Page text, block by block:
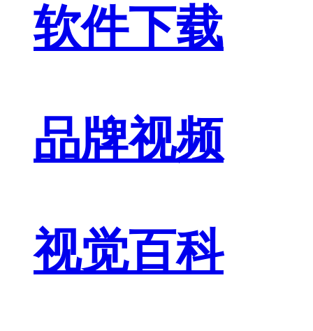
软件下载
品牌视频
视觉百科